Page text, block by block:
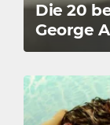
Die 20
George